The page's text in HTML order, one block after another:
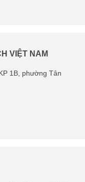
VIỆT NAM
1B, phường Tân